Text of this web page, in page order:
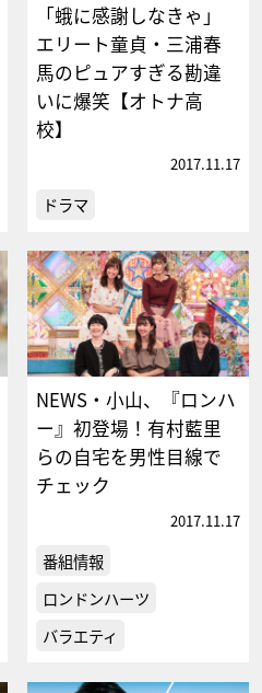
「蛾に感謝しなきゃ」
エリート童貞・三浦春
馬のピュアすぎる勘違
いに爆笑【オトナ高
校】
2017.11.17
ドラマ
NEWS・小山、『ロンハ
ー』初登場！有村藍里
らの自宅を男性目線で
チェック
2017.11.17
番組情報
ロンドンハーツ
バラエティ